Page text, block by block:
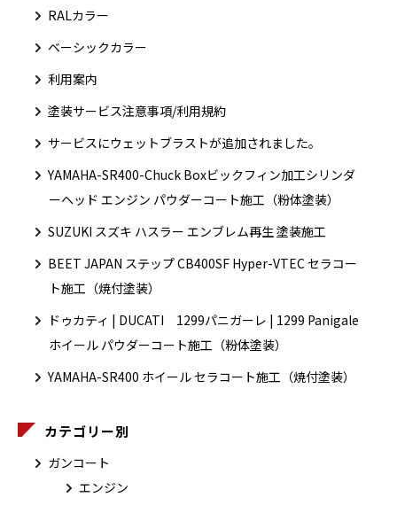
RALカラー
ベーシックカラー
利用案内
塗装サービス注意事項/利用規約
サービスにウェットブラストが追加されました。
YAMAHA-SR400-Chuck Boxビックフィン加工シリンダ
ーヘッド エンジン パウダーコート施工（粉体塗装）
SUZUKI スズキ ハスラー エンブレム再生 塗装施工
BEET JAPAN ステップ CB400SF Hyper-VTEC セラコー
ト施工（焼付塗装）
ドゥカティ | DUCATI 1299パニガーレ | 1299 Panigale
ホイール パウダーコート施工（粉体塗装）
YAMAHA-SR400 ホイール セラコート施工（焼付塗装）
カテゴリー別
ガンコート
エンジン